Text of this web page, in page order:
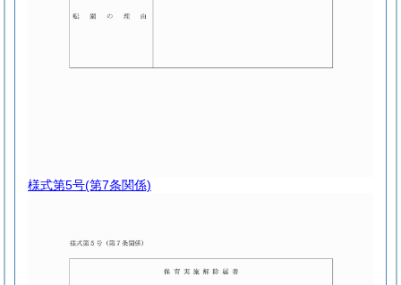
様式第5号(第7条関係)